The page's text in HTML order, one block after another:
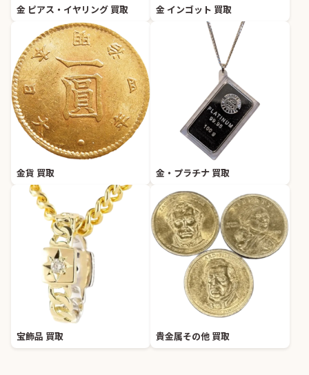
金 ピアス・イヤリング 買取 金 インゴット 買取
金貨 買取 金・プラチナ 買取
宝飾品 買取 貴金属その他 買取